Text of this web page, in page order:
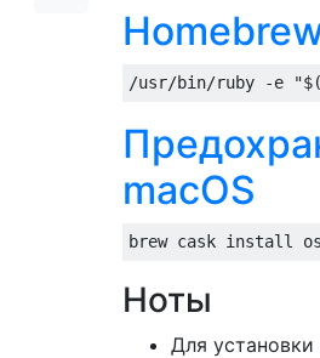
macOS
Ноты
Для